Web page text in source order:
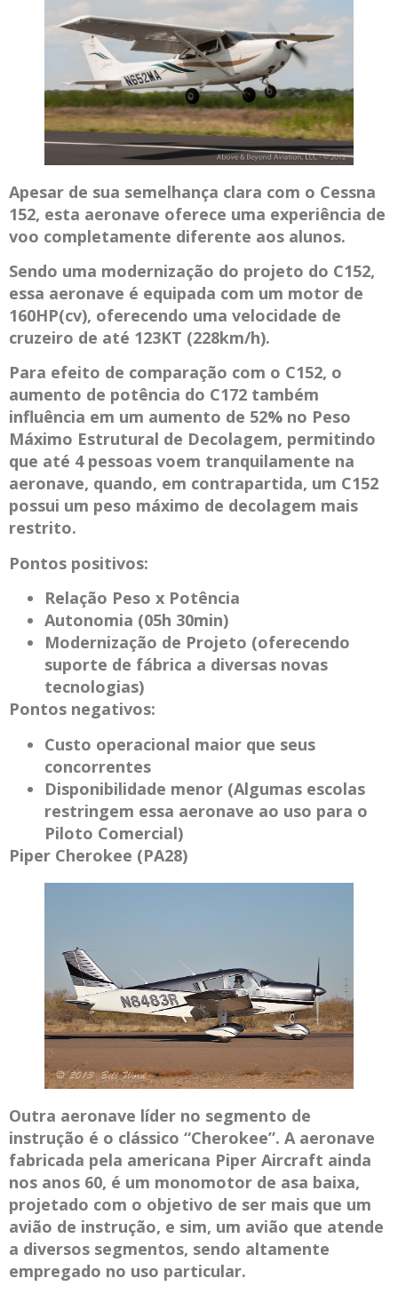
Apesar de sua semelhança clara com o Cessna
152, esta aeronave oferece uma experiência de
voo completamente diferente aos alunos.
Sendo uma modernização do projeto do C152,
essa aeronave é equipada com um motor de
160HP(cv), oferecendo uma velocidade de
cruzeiro de até 123KT (228km/h).
Para efeito de comparação com o C152, o
aumento de potência do C172 também
influência em um aumento de 52% no Peso
Máximo Estrutural de Decolagem, permitindo
que até 4 pessoas voem tranquilamente na
aeronave, quando, em contrapartida, um C152
possui um peso máximo de decolagem mais
restrito.
Pontos positivos:
Relação Peso x Potência
Autonomia (05h 30min)
Modernização de Projeto (oferecendo
suporte de fábrica a diversas novas
tecnologias)
Pontos negativos:
Custo operacional maior que seus
concorrentes
Disponibilidade menor (Algumas escolas
restringem essa aeronave ao uso para o
Piloto Comercial)
Piper Cherokee (PA28)
Outra aeronave líder no segmento de
instrução é o clássico “Cherokee”. A aeronave
fabricada pela americana Piper Aircraft ainda
nos anos 60, é um monomotor de asa baixa,
projetado com o objetivo de ser mais que um
avião de instrução, e sim, um avião que atende
a diversos segmentos, sendo altamente
empregado no uso particular.